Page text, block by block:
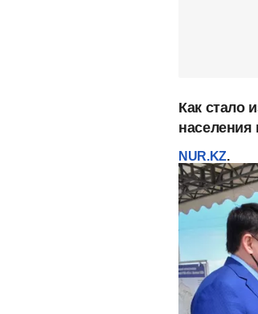
Как стало
населения
NUR.KZ.